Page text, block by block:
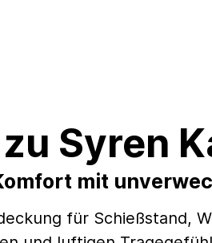
Syren
mit
für Schießstand,